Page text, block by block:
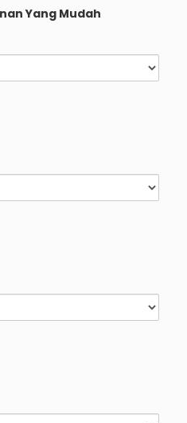
Yang Mudah